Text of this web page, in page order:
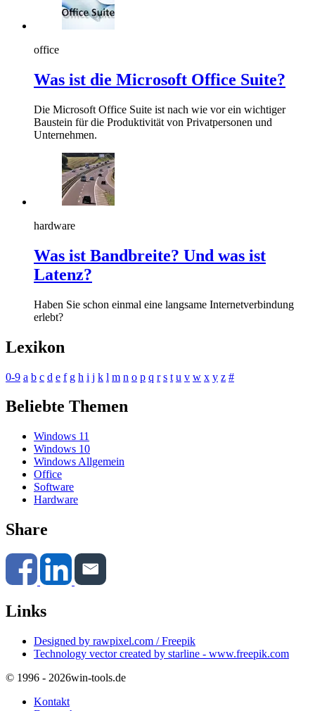
office
Was ist die Microsoft Office Suite?
Die Microsoft Office Suite ist nach wie vor ein wichtiger
Baustein für die Produktivität von Privatpersonen und
Unternehmen.
hardware
Was ist Bandbreite? Und was ist
Latenz?
Haben Sie schon einmal eine langsame Internetverbindung
erlebt?
Lexikon
0-9 a b c d e f g h i j k l m n o p q r s t u v w x y z #
Beliebte Themen
Windows 11
Windows 10
Windows Allgemein
Office
Software
Hardware
Share
Links
Designed by rawpixel.com / Freepik
Technology vector created by starline - www.freepik.com
© 1996 - 2026win-tools.de
Kontakt